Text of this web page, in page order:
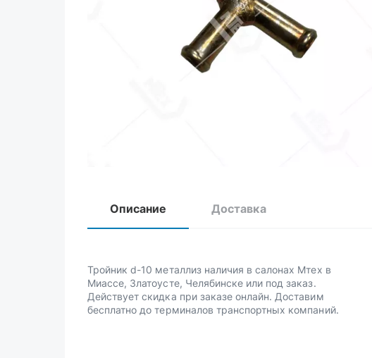
Описание Доставка
Тройник d-10 металлиз наличия в салонах Мтех в
Миассе, Златоусте, Челябинске или под заказ.
Действует скидка при заказе онлайн. Доставим
бесплатно до терминалов транспортных компаний.